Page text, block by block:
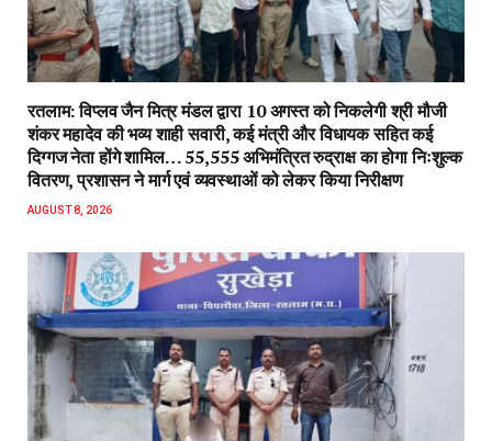
रतलाम: विप्लव जैन मित्र मंडल द्वारा 10 अगस्त को निकलेगी श्री मौजी
शंकर महादेव की भव्य शाही सवारी, कई मंत्री और विधायक सहित कई
दिग्गज नेता होंगे शामिल… 55,555 अभिमंत्रित रुद्राक्ष का होगा निःशुल्क
वितरण, प्रशासन ने मार्ग एवं व्यवस्थाओं को लेकर किया निरीक्षण
AUGUST 8, 2026